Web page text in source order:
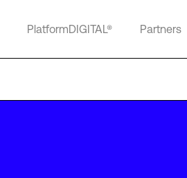
PlatformDIGITAL® Partners